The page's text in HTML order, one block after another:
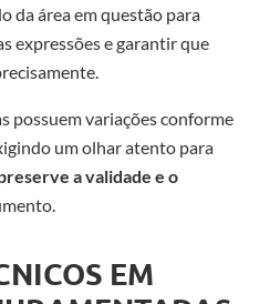
da área em questão para
expressões e garantir que
possuem variações conforme
um olhar atento para
a validade e o
EM